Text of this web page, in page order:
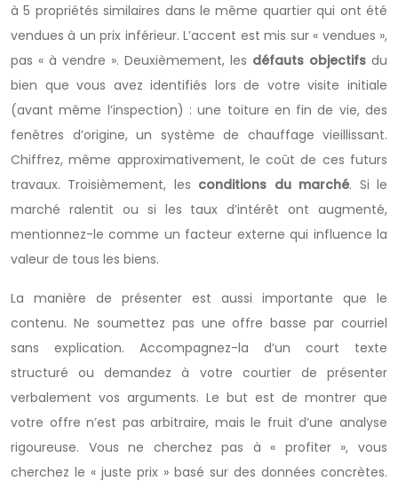
à 5 propriétés similaires dans le même quartier qui ont été
vendues à un prix inférieur. L’accent est mis sur « vendues »,
pas « à vendre ». Deuxièmement, les défauts objectifs du
bien que vous avez identifiés lors de votre visite initiale
(avant même l’inspection) : une toiture en fin de vie, des
fenêtres d’origine, un système de chauffage vieillissant.
Chiffrez, même approximativement, le coût de ces futurs
travaux. Troisièmement, les conditions du marché. Si le
marché ralentit ou si les taux d’intérêt ont augmenté,
mentionnez-le comme un facteur externe qui influence la
valeur de tous les biens.
La manière de présenter est aussi importante que le
contenu. Ne soumettez pas une offre basse par courriel
sans explication. Accompagnez-la d’un court texte
structuré ou demandez à votre courtier de présenter
verbalement vos arguments. Le but est de montrer que
votre offre n’est pas arbitraire, mais le fruit d’une analyse
rigoureuse. Vous ne cherchez pas à « profiter », vous
cherchez le « juste prix » basé sur des données concrètes.